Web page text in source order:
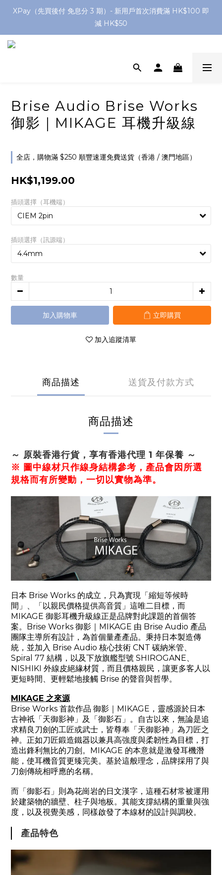
網店購滿 $250 香港/澳門地區 免費送貨
XPay（先買後付 免息分 3 期）- 新用戶首次消費滿 HK$100 即
減 HK$50
Brise Audio Brise Works
御影｜MIKAGE 耳機升級線
全店，購物滿 $250 順豐速運免費送貨（香港 / 澳門地區）
HK$1,199.00
插頭選擇（耳機端）
插頭選擇（訊源端）
數量
加入購物車 立即購買
加入追蹤清單
商品描述 送貨及付款方式
商品描述
～ 原裝香港行貨，享有香港代理 1 年保養 ～
※ 圖中線材只作線身結構參考，產品會因所選
規格而有所變動，一切以實物為準。
日本 Brise Works 的成立，只為實現「縮短等候時
間」、「以親民價格提供高音質」這唯二目標，而
MIKAGE 御影耳機升級線正是品牌對此課題的首個答
案。 Brise Works 御影｜ MIKAGE 由 Brise Audio 產品
團隊主導所有設計，為首個量產產品。秉持日本製造傳
統，並加入 Brise Audio 核心技術 CNT 碳納米管、
Spiral 77 結構，以及下放旗艦型號 SHIROGANE、
NISHIKI 外線皮絕緣材質，而且價格親民，讓更多客人以
更短時間、更輕鬆地接觸 Brise 的聲音與哲學。
MIKAGE 之來源
Brise Works 首款作品 御影｜ MIKAGE ，靈感源於日本
古神祇「天御影神」及「御影石」。自古以來，無論是追
求精良刀劍的工匠或武士，皆尊奉「天御影神」為刀匠之
神。正如刀匠鍛造鐵器以兼具高強度與柔韌性為目標，打
造出鋒利無比的刀劍。 MIKAGE 的本意就是激發耳機潛
能，使耳機音質更臻完美。基於這般理念，品牌採用了與
刀劍傳統相呼應的名稱。
而「御影石」則為花崗岩的日文漢字，這種石材常被運用
於建築物的牆壁、柱子與地板。其能支撐結構的重量與強
度，以及視覺美感，同樣啟發了本線材的設計與調校。
產品特色